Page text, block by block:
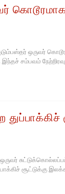
ஒருவர்
சம்பவம்
சூட்டுக்கு